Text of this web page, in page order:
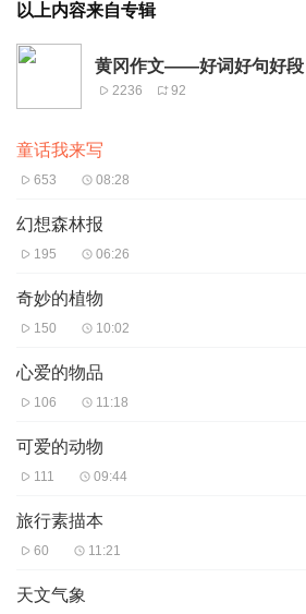
以上内容来自专辑
黄冈作文——好词好句好段
2236 92
童话我来写
653 08:28
幻想森林报
195 06:26
奇妙的植物
150 10:02
心爱的物品
106 11:18
可爱的动物
111 09:44
旅行素描本
60 11:21
天文气象